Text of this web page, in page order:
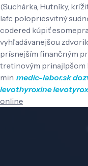
(Suchárka, Hutníky,
lafc polopriesvitný
codered kúpiť
vyhľadávanejšou
prísnejším finančným
tretinovým prinajlpšom
min. medic-labor.sk
levothyroxine
online